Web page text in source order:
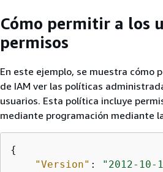
Cómo permitir a los
permisos
En este ejemplo, se muestra cómo
de IAM ver las políticas
usuarios. Esta política incluye
mediante programación mediante la
{
"Version" : "2012-10-